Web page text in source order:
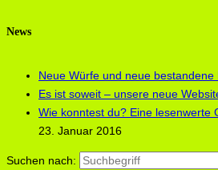
News
Neue Würfe und neue bestandene
Es ist soweit – unsere neue
Wie konntest du? Eine lesenwerte
23. Januar 2016
Suchen nach: